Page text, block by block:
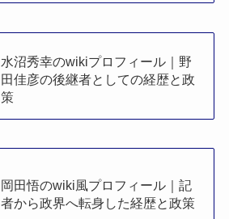
水沼秀幸のwikiプロフィール｜野
田佳彦の後継者としての経歴と政
策
岡田悟のwiki風プロフィール｜記
者から政界へ転身した経歴と政策